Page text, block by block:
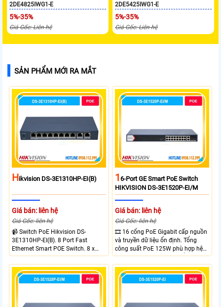
2DE4825IWG1-E
5%-35%
Giá Gốc: Liên hệ
2DE5425IWG1-E
5%-35%
Giá Gốc: Liên hệ
SẢN PHẨM MỚI RA MẮT
HIkvision DS-3E1310HP-EI(B)
Giá bán: liên hệ
Giá Gốc: liên hệ
📹 Switch PoE Hikvision DS-
3E1310HP-EI(B). 8 Port Fast
Ethernet Smart POE Switch. 8 x
10/100M PoE Ports, 2 x Gigabit
Uplink Ports.
16-Port GE Smart PoE Switch
HIKVISION DS-3E1520P-EI/M
Giá bán: liên hệ
Giá Gốc: liên hệ
🎞 16 cổng PoE Gigabit cấp nguồn
và truyền dữ liệu ổn định. Tổng
công suất PoE 125W phù hợp hệ
thống camera IP vừa. 2 cổng RJ45
Gigabit và 2 cổng quang SFP mở
rộng linh hoạt. Hỗ trợ truyền PoE
xa tối đa lên đến 300 mét.